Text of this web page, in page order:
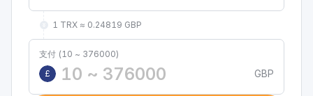
1 TRX ≈ 0.24819 GBP
支付 (10 ~ 376000)
£
GBP